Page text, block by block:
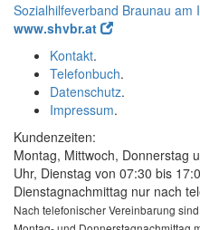
Sozialhilfeverband Braunau am
www.shvbr.at
Kontakt.
Telefonbuch.
Datenschutz.
Impressum.
Kundenzeiten:
Montag, Mittwoch, Donnerstag
Uhr, Dienstag von 07:30 bis
Dienstagnachmittag nur nach
Nach telefonischer Vereinbarung